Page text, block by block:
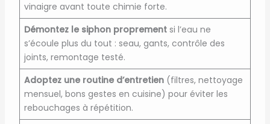
vinaigre avant toute chimie forte.
Démontez le siphon proprementsi l’eau ne
s’écoule plus du tout : seau, gants, contrôle des
joints, remontage testé.
Adoptez une routine d’entretien(filtres, nettoyage
mensuel, bons gestes en cuisine) pour éviter les
rebouchages à répétition.